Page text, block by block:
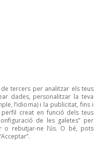
tercers per analitzar els teus
dades, personalitzar la teva
l’idioma) i la publicitat, fins i
creat en funció dels teus
de les galetes” per
o rebutjar-ne l’ús. O bé, pots